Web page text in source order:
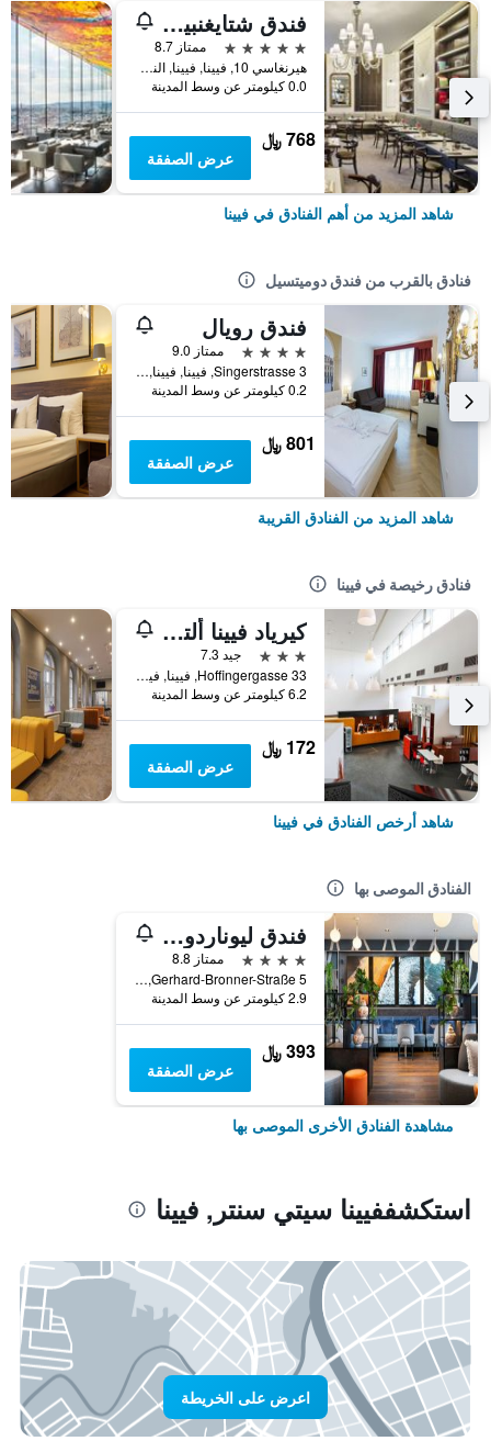
فندق شتايغنبيرغر هيرنهوف
5 نجوم
ممتاز 8.7
هيرنغاسي 10, فيينا, فيينا, النمسا
0.0 كيلومتر عن وسط المدينة
768 ﷼
عرض الصفقة
شاهد المزيد من أهم الفنادق في فيينا
فنادق بالقرب من فندق دوميتسيل
فندق رويال
4 نجوم
ممتاز 9.0
Singerstrasse 3, فيينا, فيينا, النمسا
0.2 كيلومتر عن وسط المدينة
801 ﷼
عرض الصفقة
شاهد المزيد من الفنادق القريبة
فنادق رخيصة في فيينا
كيرياد فيينا ألتمانسدورف
3 نجوم
جيد 7.3
Hoffingergasse 33, فيينا, فيينا, النمسا
6.2 كيلومتر عن وسط المدينة
172 ﷼
عرض الصفقة
شاهد أرخص الفنادق في فيينا
الفنادق الموصى بها
فندق ليوناردو فيينا هابتبانهوف
4 نجوم
ممتاز 8.8
Gerhard-Bronner-Straße 5, فيينا, فيينا, النمسا
2.9 كيلومتر عن وسط المدينة
393 ﷼
عرض الصفقة
مشاهدة الفنادق الأخرى الموصى بها
استكشففيينا سيتي سنتر, فيينا
اعرض على الخريطة